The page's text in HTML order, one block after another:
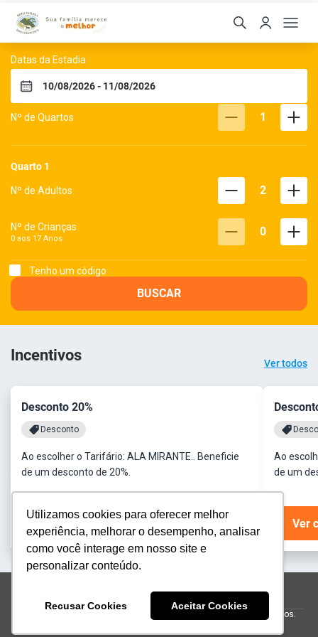
Utilizamos cookies para oferecer melhor
experiência, melhorar o desempenho, analisar
como você interage em nosso site e
personalizar conteúdo.
Recusar Cookies Aceitar Cookies
Hotel Fazenda Dona
Datas da Estadia
Nº de Quartos 1
Quarto 1
Nº de Adultos 2
Nº de Crianças
0 aos 17 Anos 0
Tenho um código
BUSCAR
Incentivos Ver todos
Desconto 20%
Desconto
Ao escolher o Tarifário: ALA MIRANTE.. Beneficie
de um desconto de 20%.
Ver condições
Ao
de um
Ver
reservas@donafranciscafazenda.com.br (47) 4063 9900
Todos os direitos reservados.